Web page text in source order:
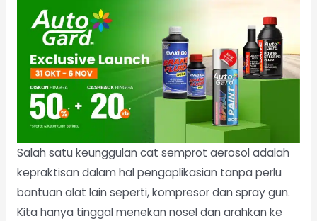
Salah satu keunggulan cat semprot aerosol adalah
kepraktisan dalam hal pengaplikasian tanpa perlu
bantuan alat lain seperti, kompresor dan spray gun.
Kita hanya tinggal menekan nosel dan arahkan ke